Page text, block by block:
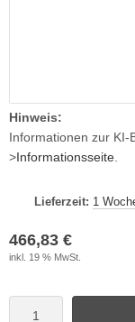
Hinweis:
Informationen zur KI-
>Informationsseite
Lieferzeit: 1
466,83 €
inkl. 19 % MwSt.